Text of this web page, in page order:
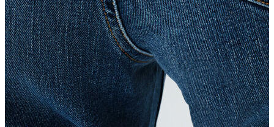
Trenchcoat
Kadın
Kadın
Öne Çıkanlar
Öne Çıkanlar
Yaz Ürünleri
İndirimdekiler
Giyim
Giyim